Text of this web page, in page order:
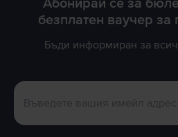
Абонирай се за
безплатен ваучер за
Бъди информиран за